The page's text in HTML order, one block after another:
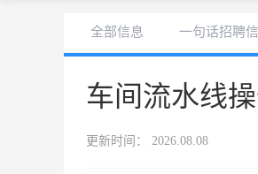
全部信息 一句话招聘
车间流水线
更新时间： 2026.08.08